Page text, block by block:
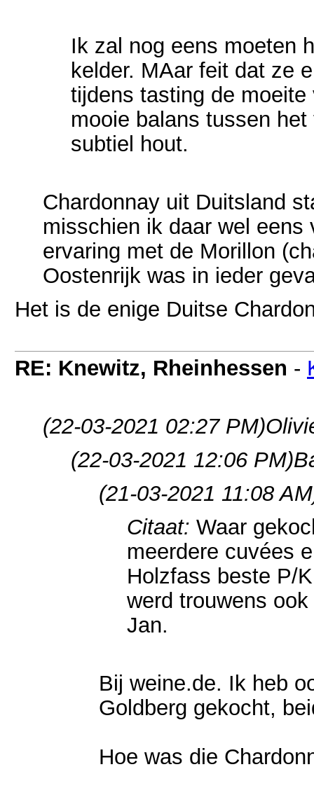
Ik zal nog eens moeten
kelder. MAar feit dat ze
tijdens tasting de
mooie balans tussen
subtiel hout.
Chardonnay uit Duitsland
misschien ik daar wel eens
ervaring met de Morillon
Oostenrijk was in ieder
Het is de enige Duitse
RE: Knewitz, Rheinhessen -
(22-03-2021 02:27 PM)
(22-03-2021 12:06 PM)
(21-03-2021 11:08
Citaat: Waar
meerdere cuvées
Holzfass beste P/
werd trouwens
Jan.
Bij weine.de. Ik heb
Goldberg gekocht,
Hoe was die